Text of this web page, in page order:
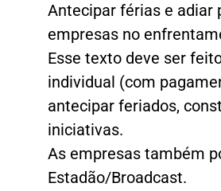
Antecipar férias e adiar
empresas no
Esse texto deve ser
individual (com
antecipar feriados,
iniciativas.
As empresas também
Estadão/Broadcast.